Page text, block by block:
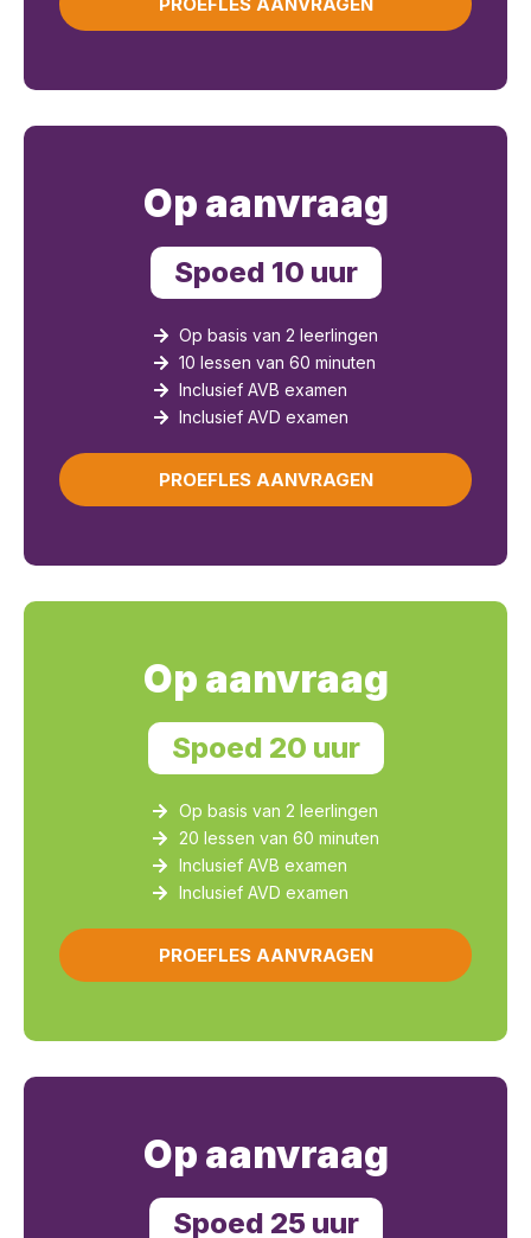
Op aanvraag
Spoed 10 uur
Op basis van 2 leerlingen
10 lessen van 60 minuten
Inclusief AVB examen
Inclusief AVD examen
PROEFLES AANVRAGEN
Op aanvraag
Spoed 20 uur
Op basis van 2 leerlingen
20 lessen van 60 minuten
Inclusief AVB examen
Inclusief AVD examen
PROEFLES AANVRAGEN
Op aanvraag
Spoed 25 uur